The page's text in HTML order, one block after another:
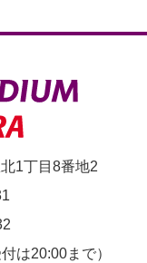
1丁目8番地2
は20:00まで）